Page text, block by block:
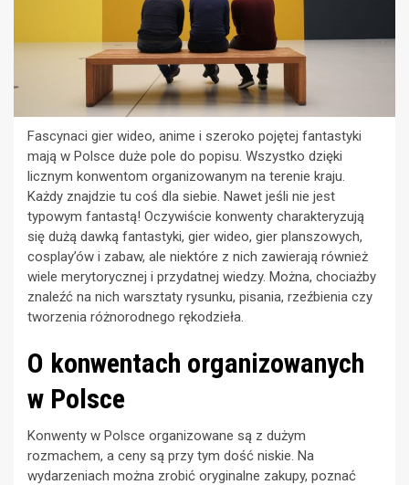
Fascynaci gier wideo, anime i szeroko pojętej fantastyki
mają w Polsce duże pole do popisu. Wszystko dzięki
licznym konwentom organizowanym na terenie kraju.
Każdy znajdzie tu coś dla siebie. Nawet jeśli nie jest
typowym fantastą! Oczywiście konwenty charakteryzują
się dużą dawką fantastyki, gier wideo, gier planszowych,
cosplay’ów i zabaw, ale niektóre z nich zawierają również
wiele merytorycznej i przydatnej wiedzy. Można, chociażby
znaleźć na nich warsztaty rysunku, pisania, rzeźbienia czy
tworzenia różnorodnego rękodzieła.
O konwentach organizowanych
w Polsce
Konwenty w Polsce organizowane są z dużym
rozmachem, a ceny są przy tym dość niskie. Na
wydarzeniach można zrobić oryginalne zakupy, poznać